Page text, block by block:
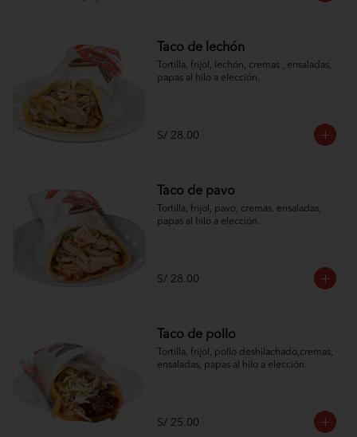
Taco de lechón
Tortilla, frijol, lechón, cremas , ensaladas,
papas al hilo a elección.
S/ 28.00
Taco de pavo
Tortilla, frijol, pavo, cremas, ensaladas,
papas al hilo a elección.
S/ 28.00
Taco de pollo
Tortilla, frijol, pollo deshilachado,cremas,
ensaladas, papas al hilo a elección.
S/ 25.00